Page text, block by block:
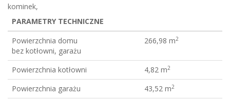
kominek,
PARAMETRY TECHNICZNE
Powierzchnia domu
bez kotłowni, garażu
266,98 m2
Powierzchnia kotłowni 4,82 m2
Powierzchnia garażu 43,52 m2